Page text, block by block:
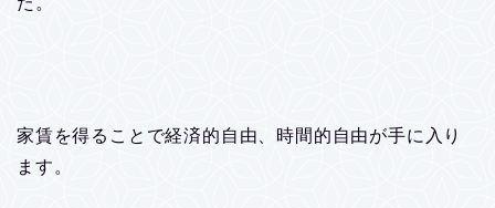
家賃を得ることで経済的自由、時間的自由が手に入り
ます。